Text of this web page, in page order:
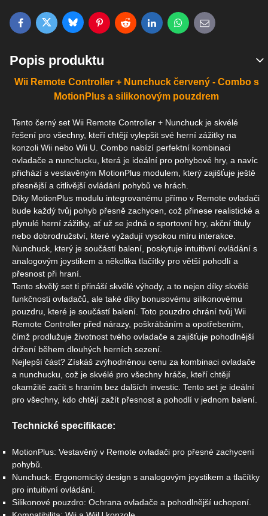
FacebookTwitterBlueskyPinterestRedditLinkedInWhatsApp
E-mail
Popis produktu
Wii Remote Controller + Nunchuck červený - Combo s
MotionPlus a silikonovým pouzdrem
Tento černý set Wii Remote Controller + Nunchuck je skvélé
řešení pro všechny, kteří chtějí vylepšit své herní zážitky na
konzoli Wii nebo Wii U. Combo nabízí perfektní kombinaci
ovladače a nunchucku, která je ideální pro pohybové hry, a navíc
přichází s vestavěným MotionPlus modulem, který zajišťuje ještě
přesnější a citlivější ovládání pohybů ve hrách.
Díky MotionPlus modulu integrovanému přímo v Remote ovladači
bude každý tvůj pohyb přesně zachycen, což přinese realistické a
plynulé herní zážitky, ať už se jedná o sportovní hry, akční tituly
nebo dobrodružství, které vyžadují vysokou míru interakce.
Nunchuck, který je součástí balení, poskytuje intuitivní ovládání s
analogovým joystikem a několika tlačítky pro větší pohodlí a
přesnost při hraní.
Tento skvělý set ti přináší skvélé výhody, a to nejen díky skvělé
funkčnosti ovladačů, ale také díky bonusovému silikonovému
pouzdru, které je součástí balení. Toto pouzdro chrání tvůj Wii
Remote Controller před nárazy, poškrábáním a opotřebením,
čímž prodlužuje životnost tvého ovladače a zajišťuje pohodlnější
držení během dlouhých herních sezení.
Nejlepší část? Získáš zvýhodněnou cenu za kombinaci ovladače
a nunchucku, což je skvélé pro všechny hráče, kteří chtějí
okamžitě začít s hraním bez dalších investic. Tento set je ideální
pro všechny, kdo chtějí zažít přesnost a pohodlí v jednom balení.
Technické specifikace:
MotionPlus: Vestavěný v Remote ovladači pro přesné zachycení
pohybů.
Nunchuck: Ergonomický design s analogovým joystikem a tlačítky
pro intuitivní ovládání.
Silikonové pouzdro: Ochrana ovladače a pohodlnější uchopení.